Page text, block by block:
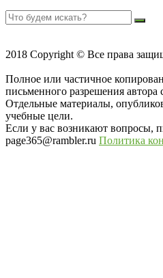
2018 Copyright © Все права
Полное или частичное
письменного разрешения автора
Отдельные материалы,
учебные цели.
Если у вас возникают вопросы,
page365@rambler.ru Политика